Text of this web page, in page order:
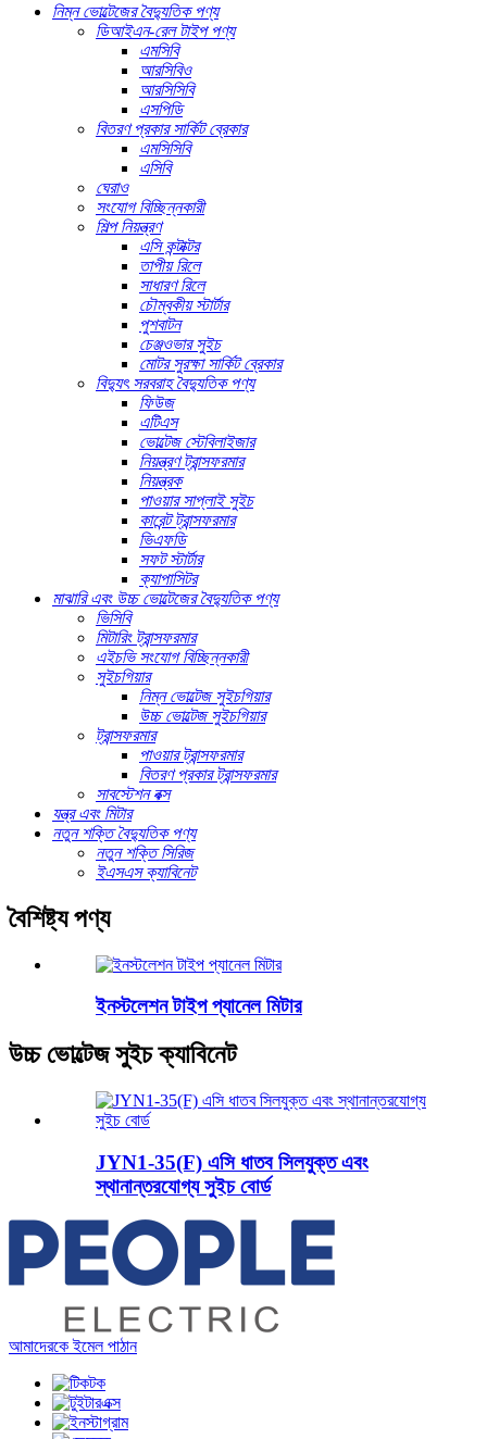
নিম্ন ভোল্টেজের বৈদ্যুতিক পণ্য
ডিআইএন-রেল টাইপ পণ্য
এমসিবি
আরসিবিও
আরসিসিবি
এসপিডি
বিতরণ প্রকার সার্কিট ব্রেকার
এমসিসিবি
এসিবি
ঘেরাও
সংযোগ বিচ্ছিন্নকারী
শিল্প নিয়ন্ত্রণ
এসি কন্টাক্টর
তাপীয় রিলে
সাধারণ রিলে
চৌম্বকীয় স্টার্টার
পুশবাটন
চেঞ্জওভার সুইচ
মোটর সুরক্ষা সার্কিট ব্রেকার
বিদ্যুৎ সরবরাহ বৈদ্যুতিক পণ্য
ফিউজ
এটিএস
ভোল্টেজ স্টেবিলাইজার
নিয়ন্ত্রণ ট্রান্সফরমার
নিয়ন্ত্রক
পাওয়ার সাপ্লাই সুইচ
কারেন্ট ট্রান্সফরমার
ভিএফডি
সফট স্টার্টার
ক্যাপাসিটর
মাঝারি এবং উচ্চ ভোল্টেজের বৈদ্যুতিক পণ্য
ভিসিবি
মিটারিং ট্রান্সফরমার
এইচভি সংযোগ বিচ্ছিন্নকারী
সুইচগিয়ার
নিম্ন ভোল্টেজ সুইচগিয়ার
উচ্চ ভোল্টেজ সুইচগিয়ার
ট্রান্সফরমার
পাওয়ার ট্রান্সফরমার
বিতরণ প্রকার ট্রান্সফরমার
সাবস্টেশন বক্স
যন্ত্র এবং মিটার
নতুন শক্তি বৈদ্যুতিক পণ্য
নতুন শক্তি সিরিজ
ইএসএস ক্যাবিনেট
বৈশিষ্ট্য পণ্য
ইনস্টলেশন টাইপ প্যানেল মিটার
উচ্চ ভোল্টেজ সুইচ ক্যাবিনেট
JYN1-35(F) এসি ধাতব সিলযুক্ত এবং
স্থানান্তরযোগ্য সুইচ বোর্ড
আমাদেরকে ইমেল পাঠান